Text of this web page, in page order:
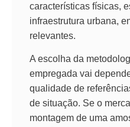
características físicas,
infraestrutura urbana,
relevantes.
A escolha da
empregada vai
qualidade de
de situação. Se o
montagem de uma